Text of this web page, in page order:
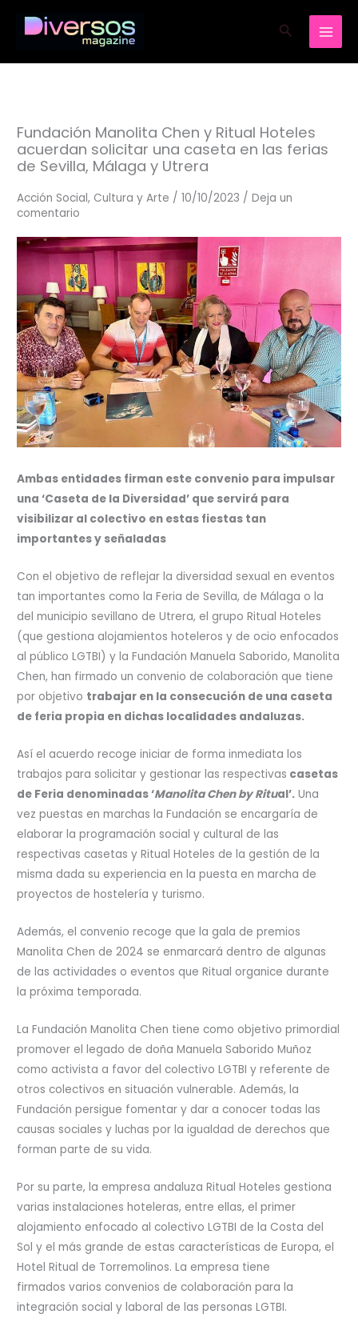
Buscar
Fundación Manolita Chen y Ritual Hoteles
acuerdan solicitar una caseta en las ferias
de Sevilla, Málaga y Utrera
Acción Social, Cultura y Arte /10/10/2023 /Deja un
comentario
Ambas entidades firman este convenio para impulsar
una ‘Caseta de la Diversidad’ que servirá para
visibilizar al colectivo en estas fiestas tan
importantes y señaladas
Con el objetivo de reflejar la diversidad sexual en eventos
tan importantes como la Feria de Sevilla, de Málaga o la
del municipio sevillano de Utrera, el grupo Ritual Hoteles
(que gestiona alojamientos hoteleros y de ocio enfocados
al público LGTBI) y la Fundación Manuela Saborido, Manolita
Chen, han firmado un convenio de colaboración que tiene
por objetivo trabajar en la consecución de una caseta
de feria propia en dichas localidades andaluzas.
Así el acuerdo recoge iniciar de forma inmediata los
trabajos para solicitar y gestionar las respectivas casetas
de Feria denominadas ‘Manolita Chen by Ritual’. Una
vez puestas en marchas la Fundación se encargaría de
elaborar la programación social y cultural de las
respectivas casetas y Ritual Hoteles de la gestión de la
misma dada su experiencia en la puesta en marcha de
proyectos de hostelería y turismo.
Además, el convenio recoge que la gala de premios
Manolita Chen de 2024 se enmarcará dentro de algunas
de las actividades o eventos que Ritual organice durante
la próxima temporada.
La Fundación Manolita Chen tiene como objetivo primordial
promover el legado de doña Manuela Saborido Muñoz
como activista a favor del colectivo LGTBI y referente de
otros colectivos en situación vulnerable. Además, la
Fundación persigue fomentar y dar a conocer todas las
causas sociales y luchas por la igualdad de derechos que
forman parte de su vida.
Por su parte, la empresa andaluza Ritual Hoteles gestiona
varias instalaciones hoteleras, entre ellas, el primer
alojamiento enfocado al colectivo LGTBI de la Costa del
Sol y el más grande de estas características de Europa, el
Hotel Ritual de Torremolinos. La empresa tiene
firmados varios convenios de colaboración para la
integración social y laboral de las personas LGTBI.